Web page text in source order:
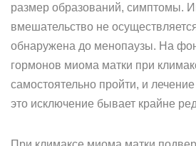
размер образований, симптомы.
вмешательство не
обнаружена до менопаузы. На
гормонов миома матки при
самостоятельно пройти, и
это исключение бывает крайне